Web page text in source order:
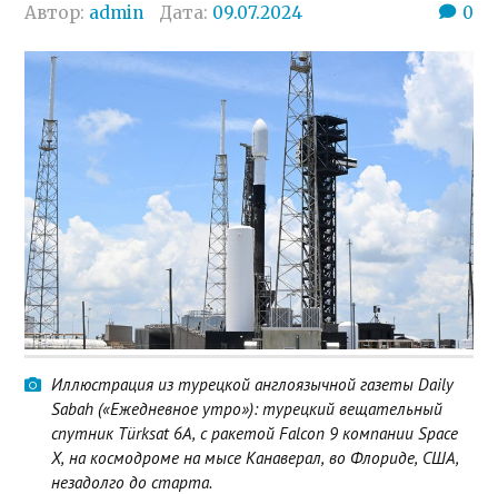
Автор: admin Дата: 09.07.2024 0
Иллюстрация из турецкой англоязычной газеты Daily
Sabah («Ежедневное утро»): турецкий вещательный
спутник Türksat 6A, с ракетой Falcon 9 компании Space
X, на космодроме на мысе Канаверал, во Флориде, США,
незадолго до старта.